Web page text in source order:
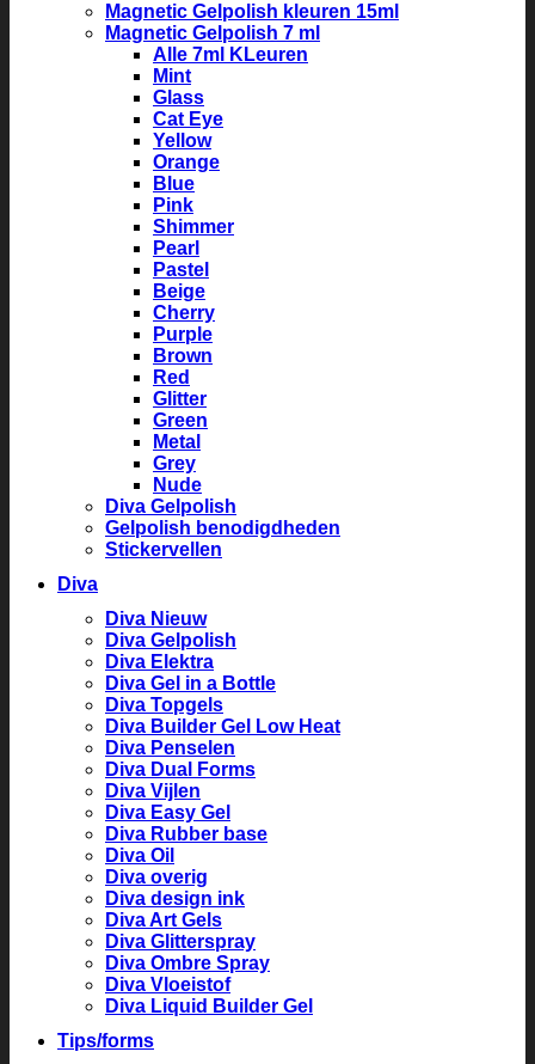
Magnetic Gelpolish kleuren 15ml
Magnetic Gelpolish 7 ml
Alle 7ml KLeuren
Mint
Glass
Cat Eye
Yellow
Orange
Blue
Pink
Shimmer
Pearl
Pastel
Beige
Cherry
Purple
Brown
Red
Glitter
Green
Metal
Grey
Nude
Diva Gelpolish
Gelpolish benodigdheden
Stickervellen
Diva
Diva Nieuw
Diva Gelpolish
Diva Elektra
Diva Gel in a Bottle
Diva Topgels
Diva Builder Gel Low Heat
Diva Penselen
Diva Dual Forms
Diva Vijlen
Diva Easy Gel
Diva Rubber base
Diva Oil
Diva overig
Diva design ink
Diva Art Gels
Diva Glitterspray
Diva Ombre Spray
Diva Vloeistof
Diva Liquid Builder Gel
Tips/forms